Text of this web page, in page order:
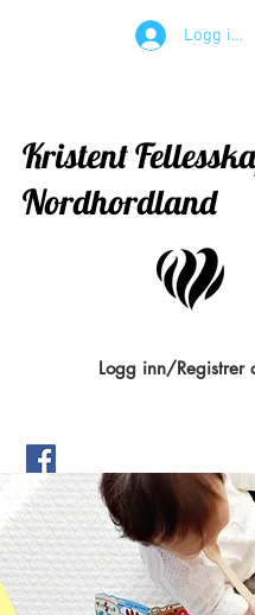
Logg inn
Kristent
Nordhordland
Logg inn/Registrer